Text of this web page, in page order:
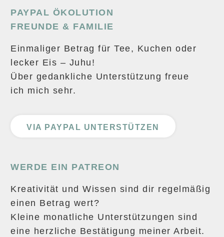
PAYPAL ÖKOLUTION
FREUNDE & FAMILIE
Einmaliger Betrag für Tee, Kuchen oder
lecker Eis – Juhu!
Über gedankliche Unterstützung freue
ich mich sehr.
VIA PAYPAL UNTERSTÜTZEN
WERDE EIN PATREON
Kreativität und Wissen sind dir regelmäßig
einen Betrag wert?
Kleine monatliche Unterstützungen sind
eine herzliche Bestätigung meiner Arbeit.